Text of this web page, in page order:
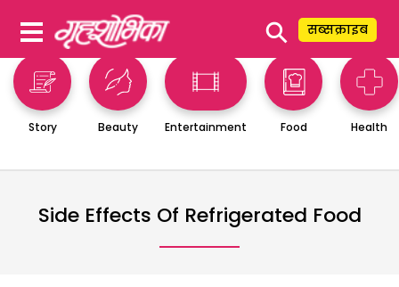
⚲ सब्सक्राइब
Story Beauty Entertainment Food Health
Side Effects Of Refrigerated Food